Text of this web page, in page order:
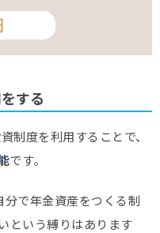
する
制度を利用することで、
です。
で年金資産をつくる制
という縛りはあります